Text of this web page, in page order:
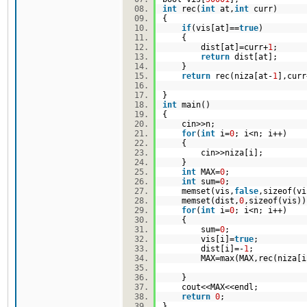
int rec(int at,int curr)
{
if(vis[at]==true)
{
dist[at]=curr+1;
return dist[at];
}
return rec(niza[at-1
}
int main()
{
cin>>n;
for(int i=0; i<n; i++)
{
cin>>niza[i];
}
int MAX=0;
int sum=0;
memset(vis, false
memset(dist,0
for(int i=0; i<n; i++)
{
sum=0;
vis[i]=true;
dist[i]=-1;
}
cout<<MAX<<endl;
return 0;